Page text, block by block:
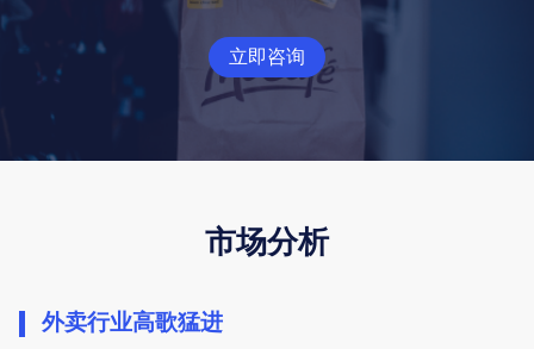
立即咨询
市场分析
外卖行业高歌猛进